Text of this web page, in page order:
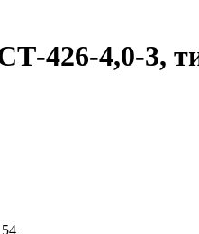
426-4,0-3,